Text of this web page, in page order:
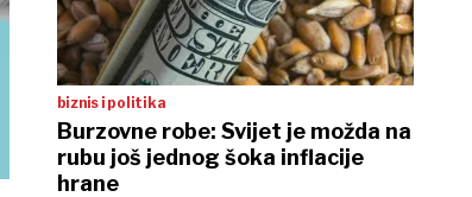
biznis i politika
Burzovne robe: Svijet je možda na
rubu još jednog šoka inflacije
hrane